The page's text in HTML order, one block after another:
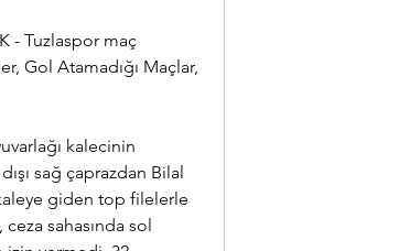
- Tuzlaspor maç
Gol Atamadığı Maçlar,
kalecinin
sağ çaprazdan Bilal
giden top filelerle
sahasında sol